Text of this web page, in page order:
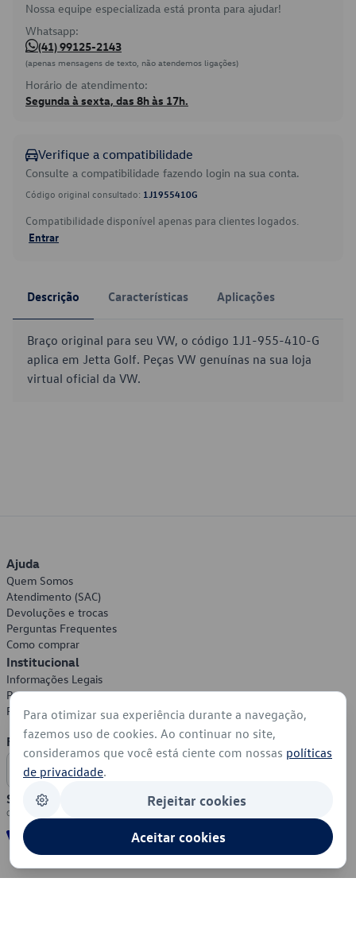
Nossa equipe especializada está pronta para ajudar!
Whatsapp:
(41) 99125-2143
(apenas mensagens de texto, não atendemos ligações)
Horário de atendimento:
Segunda à sexta, das 8h às 17h.
Verifique a compatibilidade
Consulte a compatibilidade fazendo login na sua conta.
Código original consultado: 1J1955410G
Compatibilidade disponível apenas para clientes logados.
Entrar
Descrição Características Aplicações
Braço original para seu VW, o código 1J1-955-410-G
aplica em Jetta Golf. Peças VW genuínas na sua loja
virtual oficial da VW.
Ajuda
Quem Somos
Atendimento (SAC)
Devoluções e trocas
Perguntas Frequentes
Como comprar
Institucional
Informações Legais
Política de Privacidade
Política de Cookies
Formas de Pagamento
Segurança
Para otimizar sua experiência durante a navegação,
fazemos uso de cookies. Ao continuar no site,
consideramos que você está ciente com nossas políticas
de privacidade.
Rejeitar cookies
Aceitar cookies